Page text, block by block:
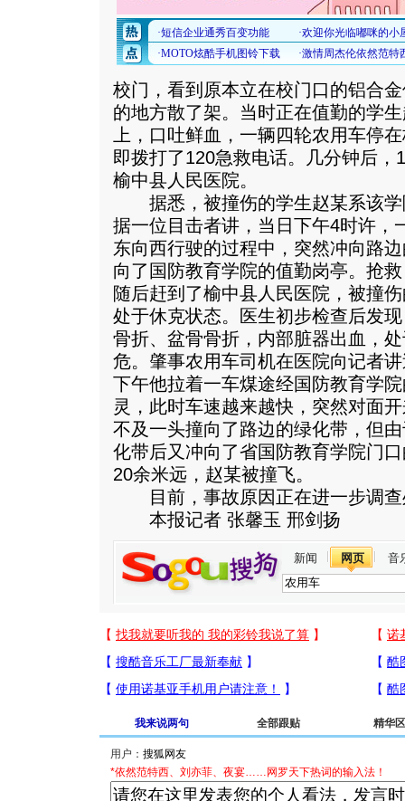
校门，看到原本立在校门口的铝合
的地方散了架。当时正在值勤的学
上，口吐鲜血，一辆四轮农用车停
即拨打了120急救电话。几分钟后，
榆中县人民医院。
据悉，被撞伤的学生赵某系该学
据一位目击者讲，当日下午4时许，
东向西行驶的过程中，突然冲向路
向了国防教育学院的值勤岗亭。抢
随后赶到了榆中县人民医院，被撞
处于休克状态。医生初步检查后发
骨折、盆骨骨折，内部脏器出血，
危。肇事农用车司机在医院向记者
下午他拉着一车煤途经国防教育学
灵，此时车速越来越快，突然对面
不及一头撞向了路边的绿化带，但
化带后又冲向了省国防教育学院门
20余米远，赵某被撞飞。
目前，事故原因正在进一步调查
本报记者 张馨玉 邢剑扬
新闻 网页 音
我来说两句 全部跟贴 精华区
用户：
*依然范特西、刘亦菲、夜宴……网罗天下热词的输入法！